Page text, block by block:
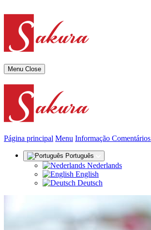
Menu Close
Página principal Menu Informação Comentários
Português
Nederlands
English
Deutsch